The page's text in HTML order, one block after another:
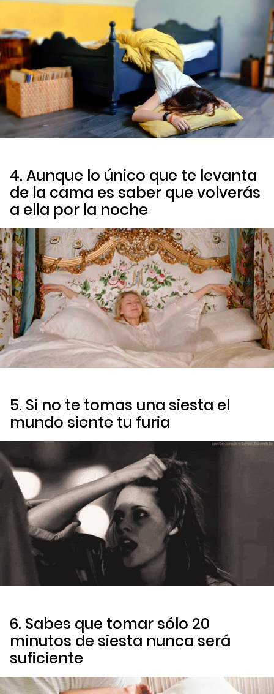
4. Aunque lo único que te levanta
de la cama es saber que volverás
a ella por la noche
5. Si no te tomas una siesta el
mundo siente tu furia
6. Sabes que tomar sólo 20
minutos de siesta nunca será
suficiente